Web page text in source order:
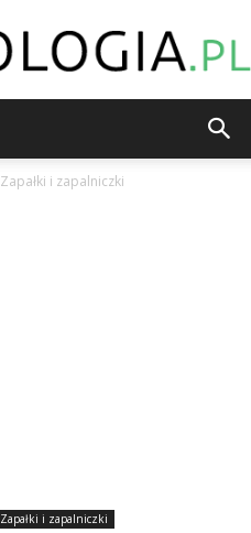
Zapałki i zapalniczki
Zapałki i zapalniczki